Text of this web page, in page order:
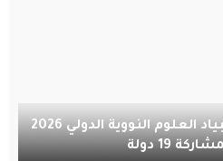
المملكة تستضيف أولمبياد العلوم النووية الدولي 2026
19 دولة